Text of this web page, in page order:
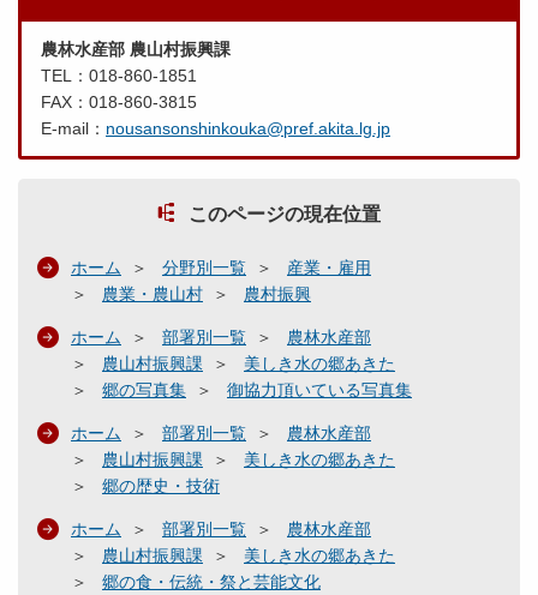
農林水産部 農山村振興課
TEL：018-860-1851
FAX：018-860-3815
E-mail： nousansonshinkouka@pref.akita.lg.jp
このページの現在位置
ホーム 分野別一覧
産業・雇用
農業・農山村
農村振興
ホーム 部署別一覧
農林水産部
農山村振興課
美しき水の郷あきた
郷の写真集
御協力頂いている写真集
ホーム 部署別一覧
農林水産部
農山村振興課
美しき水の郷あきた
郷の歴史・技術
ホーム 部署別一覧
農林水産部
農山村振興課
美しき水の郷あきた
郷の食・伝統・祭と芸能文化